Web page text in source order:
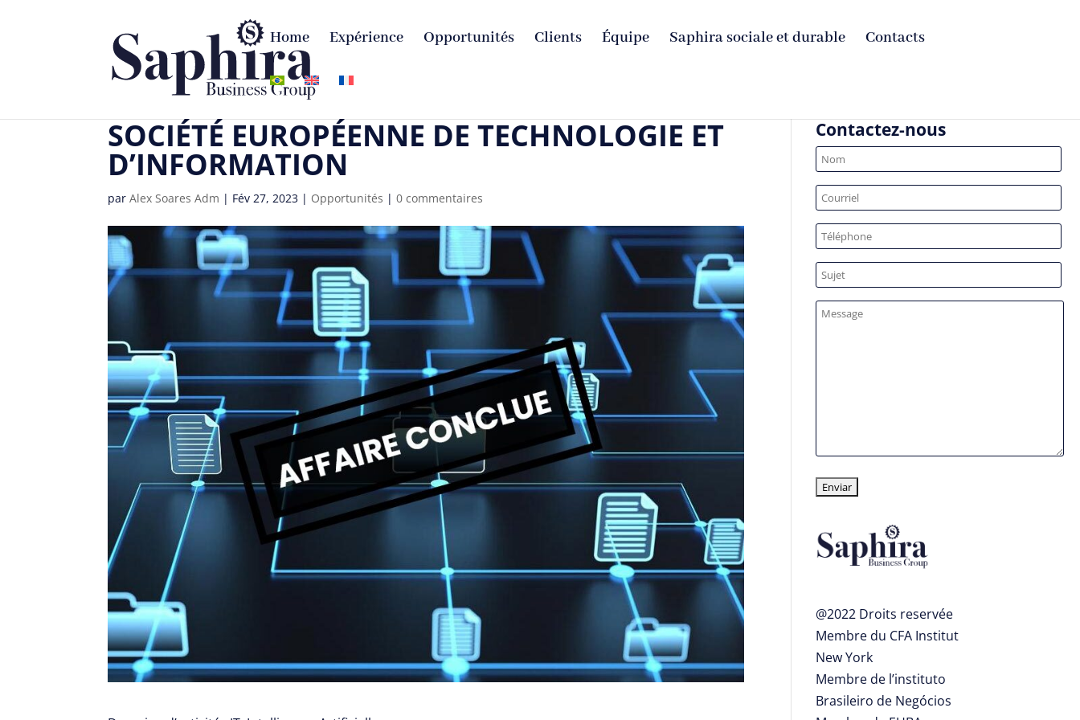
Home Expérience Opportunités Clients Équipe Saphira sociale et durable Contacts
SOCIÉTÉ EUROPÉENNE DE TECHNOLOGIE ET
D’INFORMATION
parAlex Soares Adm | Fév 27, 2023 | Opportunités |0 commentaires
Contactez-nous
@2022 Droits reservée
Membre du CFA Institut
New York
Membre de l’instituto
Brasileiro de Negócios